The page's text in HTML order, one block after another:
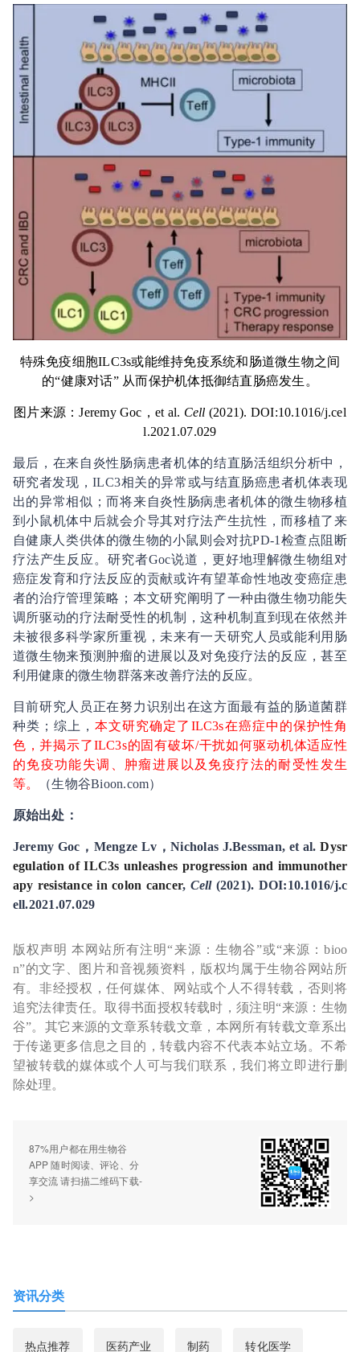
特殊免疫细胞ILC3s或能维持免疫系统和肠道微生物之间
的“健康对话” 从而保护机体抵御结直肠癌发生。
图片来源：Jeremy Goc，et al. Cell (2021). DOI:10.1016/j.cel
l.2021.07.029
最后，在来自炎性肠病患者机体的结直肠活组织分析中，
研究者发现，ILC3相关的异常或与结直肠癌患者机体表现
出的异常相似；而将来自炎性肠病患者机体的微生物移植
到小鼠机体中后就会介导其对疗法产生抗性，而移植了来
自健康人类供体的微生物的小鼠则会对抗PD-1检查点阻断
疗法产生反应。研究者Goc说道，更好地理解微生物组对
癌症发育和疗法反应的贡献或许有望革命性地改变癌症患
者的治疗管理策略；本文研究阐明了一种由微生物功能失
调所驱动的疗法耐受性的机制，这种机制直到现在依然并
未被很多科学家所重视，未来有一天研究人员或能利用肠
道微生物来预测肿瘤的进展以及对免疫疗法的反应，甚至
利用健康的微生物群落来改善疗法的反应。
目前研究人员正在努力识别出在这方面最有益的肠道菌群
种类；综上，本文研究确定了ILC3s在癌症中的保护性角
色，并揭示了ILC3s的固有破坏/干扰如何驱动机体适应性
的免疫功能失调、肿瘤进展以及免疫疗法的耐受性发生
等。
（生物谷Bioon.com）
原始出处：
Jeremy Goc，Mengze Lv，Nicholas J.Bessman, et al.Dysr
egulation of ILC3s unleashes progression and immunother
apy resistance in colon cancer, Cell (2021). DOI:10.1016/j.c
ell.2021.07.029
版权声明 本网站所有注明“来源：生物谷”或“来源：bioo
n”的文字、图片和音视频资料，版权均属于生物谷网站所
有。非经授权，任何媒体、网站或个人不得转载，否则将
追究法律责任。取得书面授权转载时，须注明“来源：生物
谷”。其它来源的文章系转载文章，本网所有转载文章系出
于传递更多信息之目的，转载内容不代表本站立场。不希
望被转载的媒体或个人可与我们联系，我们将立即进行删
除处理。
87%用户都在用生物谷
APP 随时阅读、评论、分
享交流 请扫描二维码下载-
>
资讯分类
热点推荐 医药产业 制药 转化医学